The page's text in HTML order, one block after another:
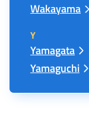
Wakayama
Y
Yamagata
Yamaguchi